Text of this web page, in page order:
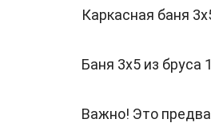
Каркасная баня
Баня 3х5 из бруса
Важно! Это